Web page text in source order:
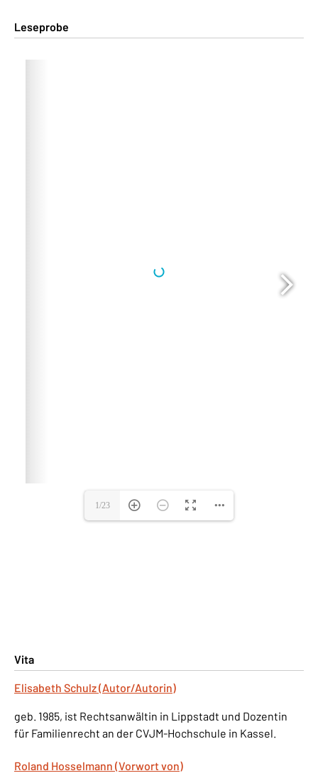
Leseprobe
Vita
Elisabeth Schulz (Autor/Autorin)
geb. 1985, ist Rechtsanwältin in Lippstadt und Dozentin
für Familienrecht an der CVJM-Hochschule in Kassel.
Roland Hosselmann (Vorwort von)